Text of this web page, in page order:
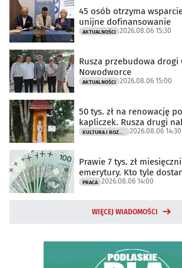
45 osób otrzyma
unijne dofinansowanie
AKTUALNOŚCI 2026.08.06 15:30
Rusza przebudowa drogi
Nowodworce
AKTUALNOŚCI 2026.08.06 15:00
50 tys. zł na renowację
kapliczek. Rusza drugi
KULTURA I ROZRYWKA 2026.08.06 14:30
Prawie 7 tys. zł
emerytury. Kto tyle
PRACA 2026.08.06 14:00
WIĘCEJ WIADOMOŚCI